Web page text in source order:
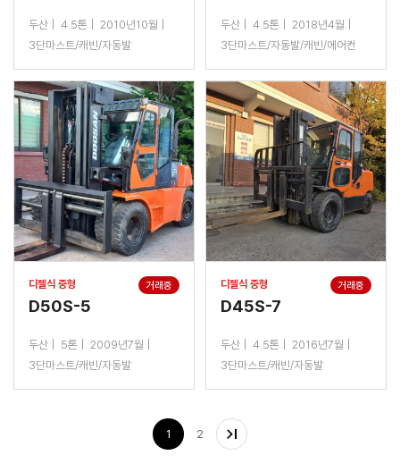
두산 4.5톤
2010년10월
3단마스트/캐빈/자동발
두산 4.5톤
2018년4월
3단마스트/자동발/캐빈/에어컨
거래중
디젤식 중형
D50S-5
두산 5톤
2009년7월
3단마스트/캐빈/자동발
거래중
디젤식 중형
D45S-7
두산 4.5톤
2016년7월
3단마스트/캐빈/자동발
1 2